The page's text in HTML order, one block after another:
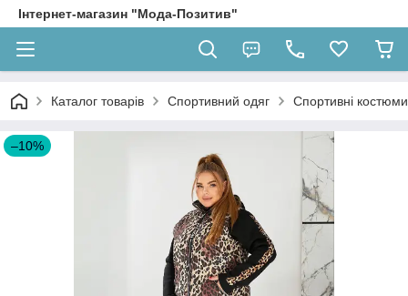
Інтернет-магазин "Мода-Позитив"
Каталог товарів Спортивний одяг Спортивні костюми
–10%